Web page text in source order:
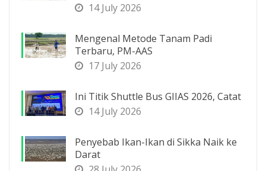
14 July 2026
Mengenal Metode Tanam Padi
Terbaru, PM-AAS
17 July 2026
Ini Titik Shuttle Bus GIIAS 2026, Catat
14 July 2026
Penyebab Ikan-Ikan di Sikka Naik ke
Darat